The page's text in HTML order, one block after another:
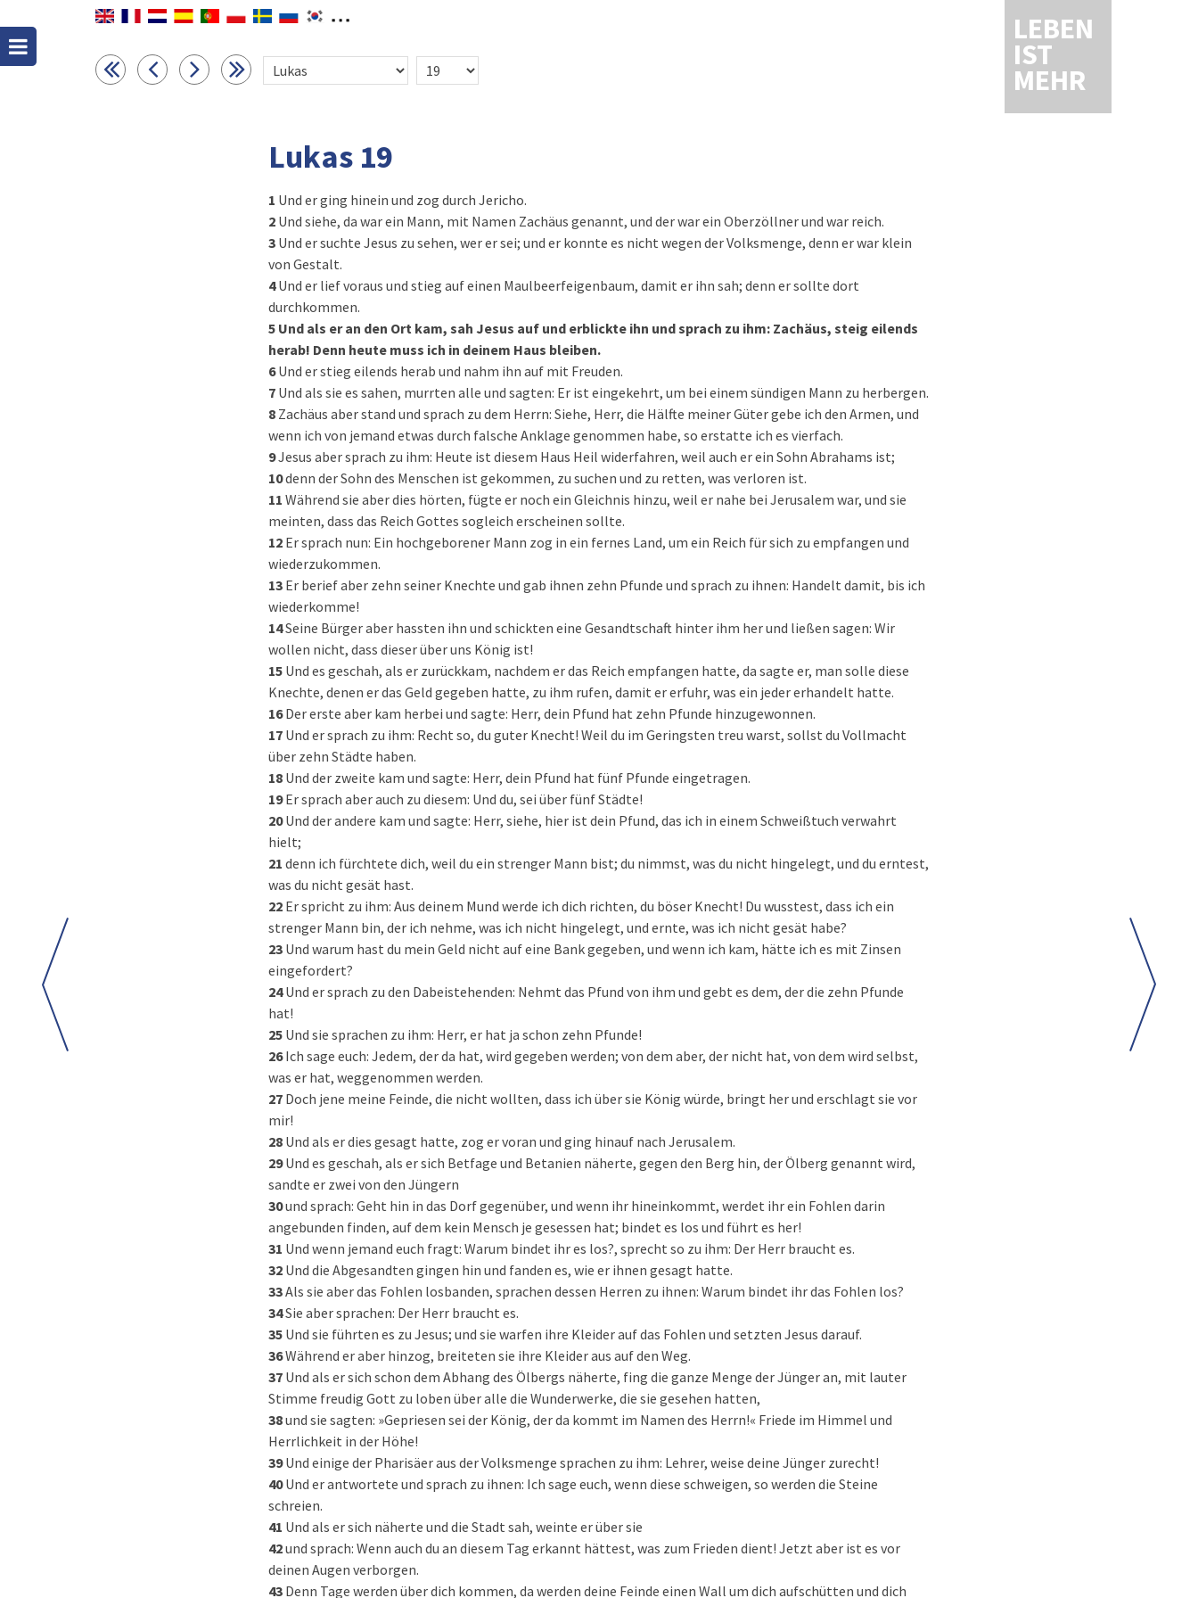
LEBEN
IST
MEHR
Lukas 19
1 Und er ging hinein und zog durch Jericho.
2 Und siehe, da war ein Mann, mit Namen Zachäus genannt, und der war ein Oberzöllner und war reich.
3 Und er suchte Jesus zu sehen, wer er sei; und er konnte es nicht wegen der Volksmenge, denn er war klein
von Gestalt.
4Und er lief voraus und stieg auf einen Maulbeerfeigenbaum, damit er ihn sah; denn er sollte dort
durchkommen.
5 Und als er an den Ort kam, sah Jesus auf und erblickte ihn und sprach zu ihm: Zachäus, steig eilends
herab! Denn heute muss ich in deinem Haus bleiben.
6Und er stieg eilends herab und nahm ihn auf mit Freuden.
7 Und als sie es sahen, murrten alle und sagten: Er ist eingekehrt, um bei einem sündigen Mann zu herbergen.
8 Zachäus aber stand und sprach zu dem Herrn: Siehe, Herr, die Hälfte meiner Güter gebe ich den Armen, und
wenn ich von jemand etwas durch falsche Anklage genommen habe, so erstatte ich es vierfach.
9Jesus aber sprach zu ihm: Heute ist diesem Haus Heil widerfahren, weil auch er ein Sohn Abrahams ist;
10denn der Sohn des Menschen ist gekommen, zu suchen und zu retten, was verloren ist.
11 Während sie aber dies hörten, fügte er noch ein Gleichnis hinzu, weil er nahe bei Jerusalem war, und sie
meinten, dass das Reich Gottes sogleich erscheinen sollte.
12 Er sprach nun: Ein hochgeborener Mann zog in ein fernes Land, um ein Reich für sich zu empfangen und
wiederzukommen.
13 Er berief aber zehn seiner Knechte und gab ihnen zehn Pfunde und sprach zu ihnen: Handelt damit, bis ich
wiederkomme!
14Seine Bürger aber hassten ihn und schickten eine Gesandtschaft hinter ihm her und ließen sagen: Wir
wollen nicht, dass dieser über uns König ist!
15 Und es geschah, als er zurückkam, nachdem er das Reich empfangen hatte, da sagte er, man solle diese
Knechte, denen er das Geld gegeben hatte, zu ihm rufen, damit er erfuhr, was ein jeder erhandelt hatte.
16Der erste aber kam herbei und sagte: Herr, dein Pfund hat zehn Pfunde hinzugewonnen.
17 Und er sprach zu ihm: Recht so, du guter Knecht! Weil du im Geringsten treu warst, sollst du Vollmacht
über zehn Städte haben.
18 Und der zweite kam und sagte: Herr, dein Pfund hat fünf Pfunde eingetragen.
19Er sprach aber auch zu diesem: Und du, sei über fünf Städte!
20Und der andere kam und sagte: Herr, siehe, hier ist dein Pfund, das ich in einem Schweißtuch verwahrt
hielt;
21 denn ich fürchtete dich, weil du ein strenger Mann bist; du nimmst, was du nicht hingelegt, und du erntest,
was du nicht gesät hast.
22 Er spricht zu ihm: Aus deinem Mund werde ich dich richten, du böser Knecht! Du wusstest, dass ich ein
strenger Mann bin, der ich nehme, was ich nicht hingelegt, und ernte, was ich nicht gesät habe?
23 Und warum hast du mein Geld nicht auf eine Bank gegeben, und wenn ich kam, hätte ich es mit Zinsen
eingefordert?
24Und er sprach zu den Dabeistehenden: Nehmt das Pfund von ihm und gebt es dem, der die zehn Pfunde
hat!
25 Und sie sprachen zu ihm: Herr, er hat ja schon zehn Pfunde!
26Ich sage euch: Jedem, der da hat, wird gegeben werden; von dem aber, der nicht hat, von dem wird selbst,
was er hat, weggenommen werden.
27 Doch jene meine Feinde, die nicht wollten, dass ich über sie König würde, bringt her und erschlagt sie vor
mir!
28 Und als er dies gesagt hatte, zog er voran und ging hinauf nach Jerusalem.
29Und es geschah, als er sich Betfage und Betanien näherte, gegen den Berg hin, der Ölberg genannt wird,
sandte er zwei von den Jüngern
30und sprach: Geht hin in das Dorf gegenüber, und wenn ihr hineinkommt, werdet ihr ein Fohlen darin
angebunden finden, auf dem kein Mensch je gesessen hat; bindet es los und führt es her!
31 Und wenn jemand euch fragt: Warum bindet ihr es los?, sprecht so zu ihm: Der Herr braucht es.
32 Und die Abgesandten gingen hin und fanden es, wie er ihnen gesagt hatte.
33Als sie aber das Fohlen losbanden, sprachen dessen Herren zu ihnen: Warum bindet ihr das Fohlen los?
34Sie aber sprachen: Der Herr braucht es.
35 Und sie führten es zu Jesus; und sie warfen ihre Kleider auf das Fohlen und setzten Jesus darauf.
36Während er aber hinzog, breiteten sie ihre Kleider aus auf den Weg.
37 Und als er sich schon dem Abhang des Ölbergs näherte, fing die ganze Menge der Jünger an, mit lauter
Stimme freudig Gott zu loben über alle die Wunderwerke, die sie gesehen hatten,
38und sie sagten: »Gepriesen sei der König, der da kommt im Namen des Herrn!« Friede im Himmel und
Herrlichkeit in der Höhe!
39Und einige der Pharisäer aus der Volksmenge sprachen zu ihm: Lehrer, weise deine Jünger zurecht!
40Und er antwortete und sprach zu ihnen: Ich sage euch, wenn diese schweigen, so werden die Steine
schreien.
41 Und als er sich näherte und die Stadt sah, weinte er über sie
42und sprach: Wenn auch du an diesem Tag erkannt hättest, was zum Frieden dient! Jetzt aber ist es vor
deinen Augen verborgen.
43 Denn Tage werden über dich kommen, da werden deine Feinde einen Wall um dich aufschütten und dich